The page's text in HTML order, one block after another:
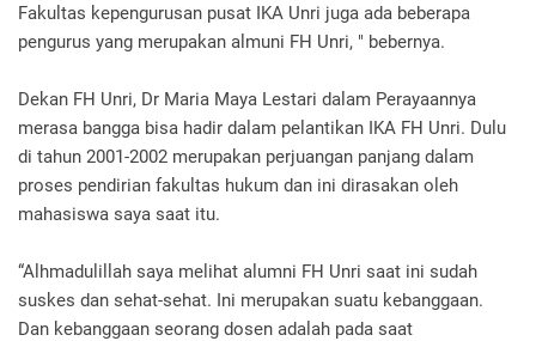
Fakultas kepengurusan pusat IKA Unri juga ada beberapa
pengurus yang merupakan almuni FH Unri, " bebernya.
Dekan FH Unri, Dr Maria Maya Lestari dalam Perayaannya
merasa bangga bisa hadir dalam pelantikan IKA FH Unri. Dulu
di tahun 2001-2002 merupakan perjuangan panjang dalam
proses pendirian fakultas hukum dan ini dirasakan oleh
mahasiswa saya saat itu.
“Alhmadulillah saya melihat alumni FH Unri saat ini sudah
suskes dan sehat-sehat. Ini merupakan suatu kebanggaan.
Dan kebanggaan seorang dosen adalah pada saat